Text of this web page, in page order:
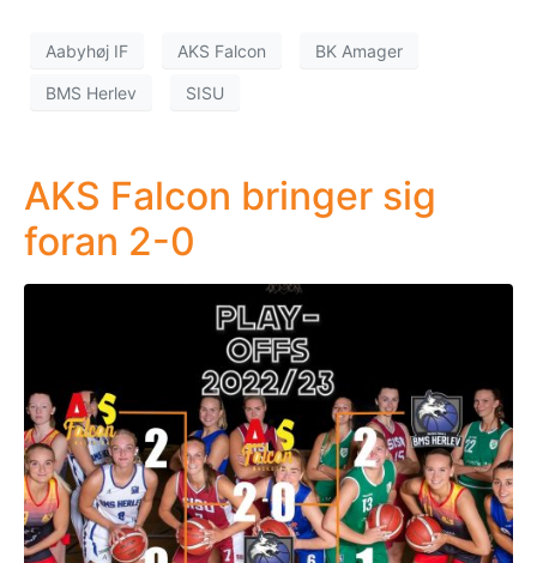
Aabyhøj IF AKS Falcon BK Amager
BMS Herlev SISU
AKS Falcon bringer sig
foran 2-0